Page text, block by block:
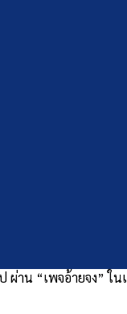
ผ่าน “เพจอ้ายจง”